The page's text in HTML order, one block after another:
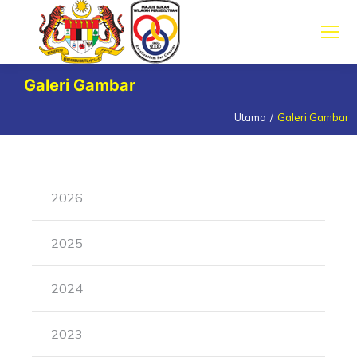
Galeri Gambar
Utama Galeri Gambar
2026
2025
2024
2023